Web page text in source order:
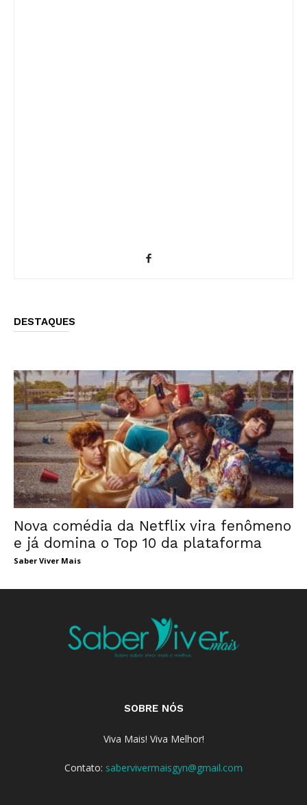
DESTAQUES
Nova comédia da Netflix vira fenômeno
e já domina o Top 10 da plataforma
Saber Viver Mais
SOBRE NÓS
Viva Mais! Viva Melhor!
Contato: sabervivermaisgyn@gmail.com